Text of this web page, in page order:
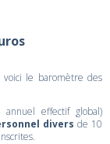
voici le baromètre des
annuel effectif global)
divers de 10